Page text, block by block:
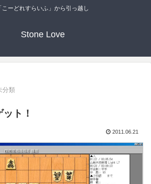
「こーどれすらいふ」から引っ越し
Stone Love
分類
ト！
2011.06.21